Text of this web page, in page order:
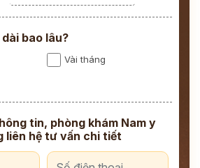
bao lâu?
Vài tháng
tin, phòng khám Nam y
liên hệ tư vấn chi tiết